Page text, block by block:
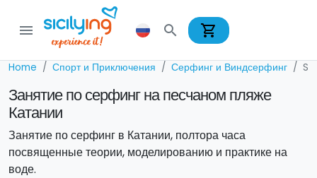
menu search shopping_cart
Home Спорт и Приключения Серфинг и Виндсерфинг
Занятие по серфинг на песчаном пляже
Катании
Занятие по серфинг в Катании, полтора часа
посвященные теории, моделированию и практике на
воде.